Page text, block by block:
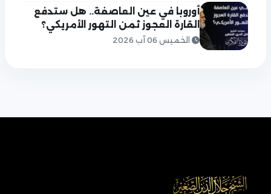
أوروبا في عين العاصفة.. هل ستدفع
القارة العجوز ثمن التهور الأمريكي؟
الخميس 06 آب 2026